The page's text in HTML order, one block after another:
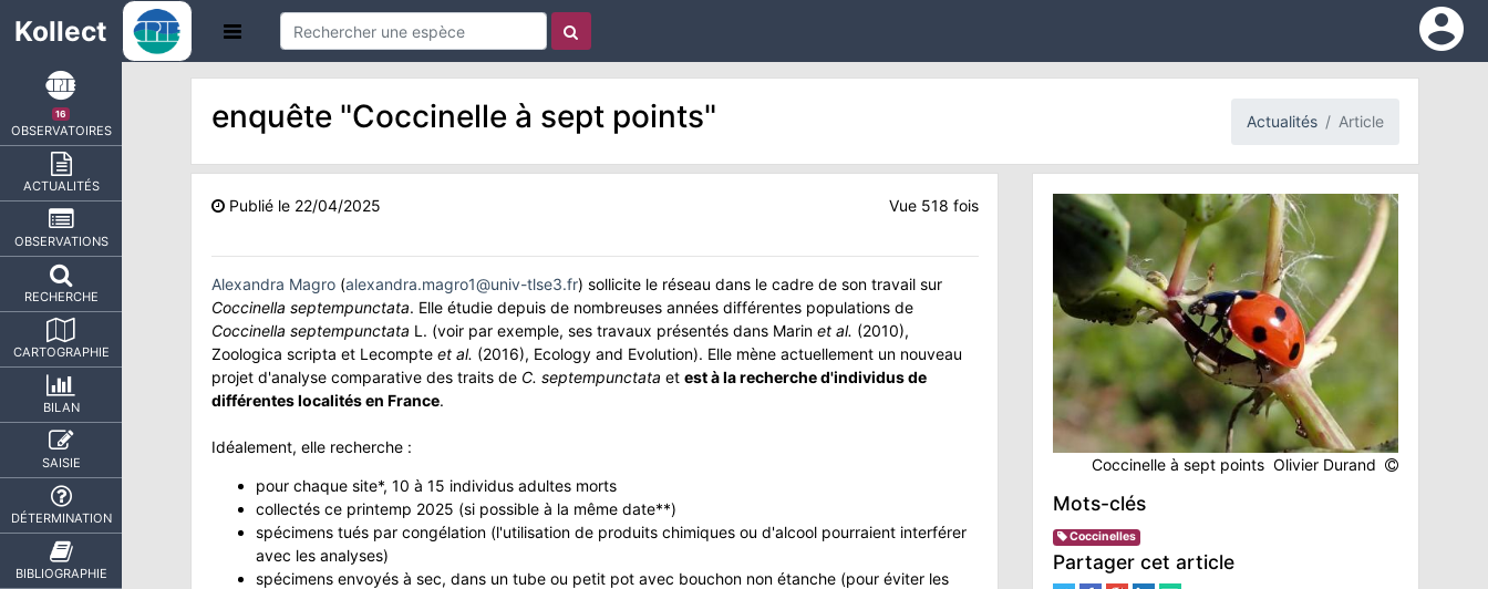
account_circle
Kollect
16
OBSERVATOIRES
ACTUALITÉS
OBSERVATIONS
RECHERCHE
CARTOGRAPHIE
BILAN
SAISIE
DÉTERMINATION
BIBLIOGRAPHIE
enquête "Coccinelle à sept points" Actualités Article
Publié le 22/04/2025 Vue 518 fois
Alexandra Magro(alexandra.magro1@univ-tlse3.fr) sollicite le réseau dans le cadre de son travail sur
Coccinella septempunctata. Elle étudie depuis de nombreuses années différentes populations de
Coccinella septempunctata L. (voir par exemple, ses travaux présentés dans Marin et al. (2010),
Zoologica scripta et Lecompte et al. (2016), Ecology and Evolution). Elle mène actuellement un nouveau
projet d'analyse comparative des traits de C. septempunctata et est à la recherche d'individus de
différentes localités en France.
Idéalement, elle recherche :
pour chaque site*, 10 à 15 individus adultes morts
collectés ce printemp 2025 (si possible à la même date**)
spécimens tués par congélation (l'utilisation de produits chimiques ou d'alcool pourraient interférer
avec les analyses)
spécimens envoyés à sec, dans un tube ou petit pot avec bouchon non étanche (pour éviter les
Coccinelle à sept points Olivier Durand
Mots-clés
Coccinelles
Partager cet article